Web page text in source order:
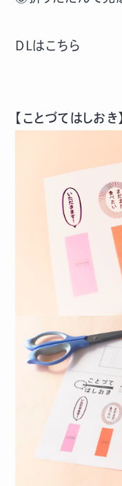
DLはこちら
【ことづてはしおき】